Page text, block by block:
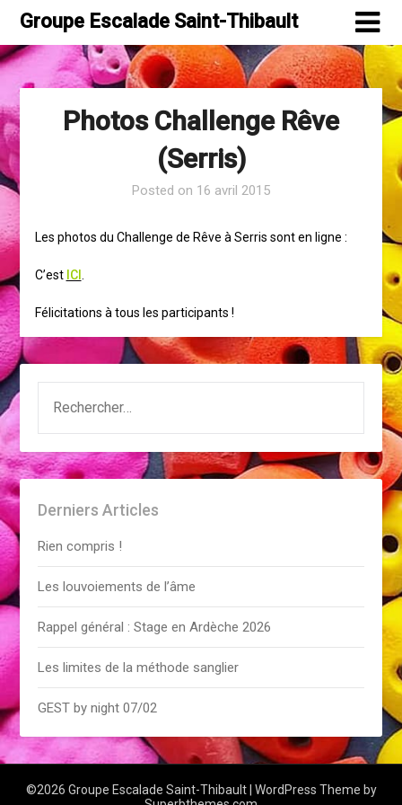
Skip
content
Groupe Escalade Saint-Thibault
Photos Challenge Rêve
(Serris)
Posted on 16 avril 2015
Les photos du Challenge de Rêve à Serris sont en ligne :
C’est ICI
Félicitations à tous les participants !
Derniers Articles
Rien compris !
Les louvoiements de l’âme
Rappel général : Stage en Ardèche 2026
Les limites de la méthode sanglier
GEST by night 07/02
©2026 Groupe Escalade Saint-Thibault | WordPress Theme by